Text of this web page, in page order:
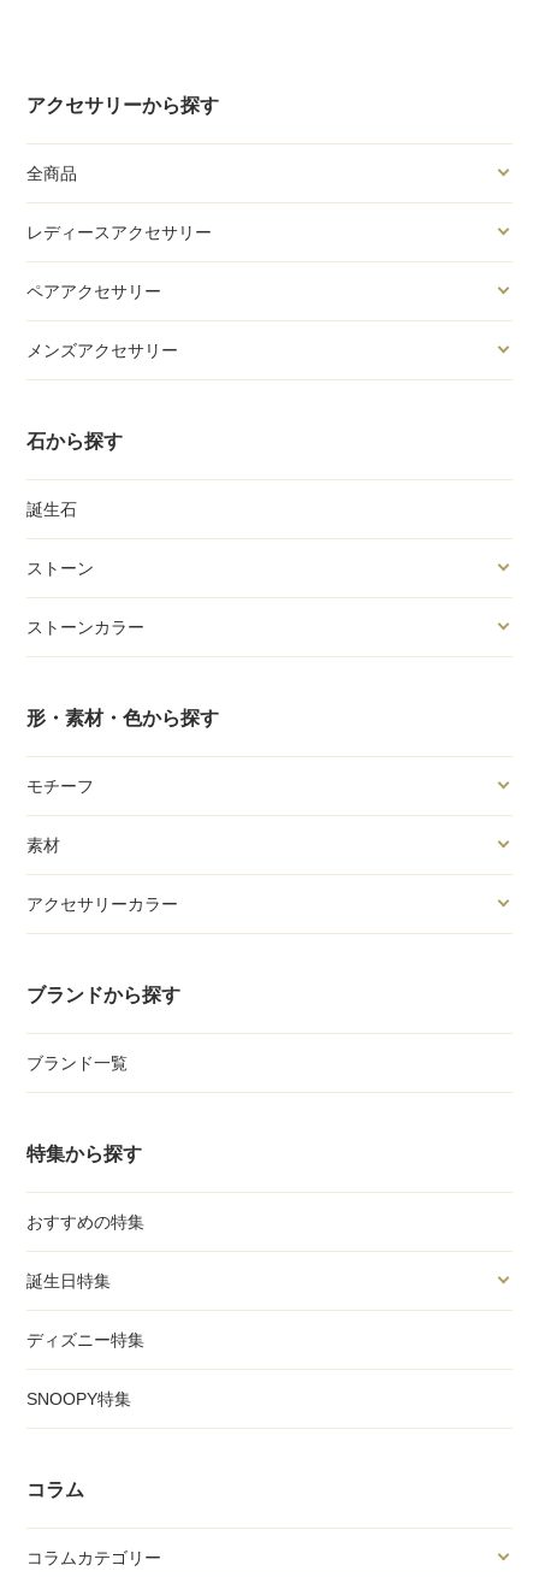
アクセサリーから探す
全商品
レディースアクセサリー
ペアアクセサリー
メンズアクセサリー
石から探す
誕生石
ストーン
ストーンカラー
形・素材・色から探す
モチーフ
素材
アクセサリーカラー
ブランドから探す
ブランド一覧
特集から探す
おすすめの特集
誕生日特集
ディズニー特集
SNOOPY特集
コラム
コラムカテゴリー